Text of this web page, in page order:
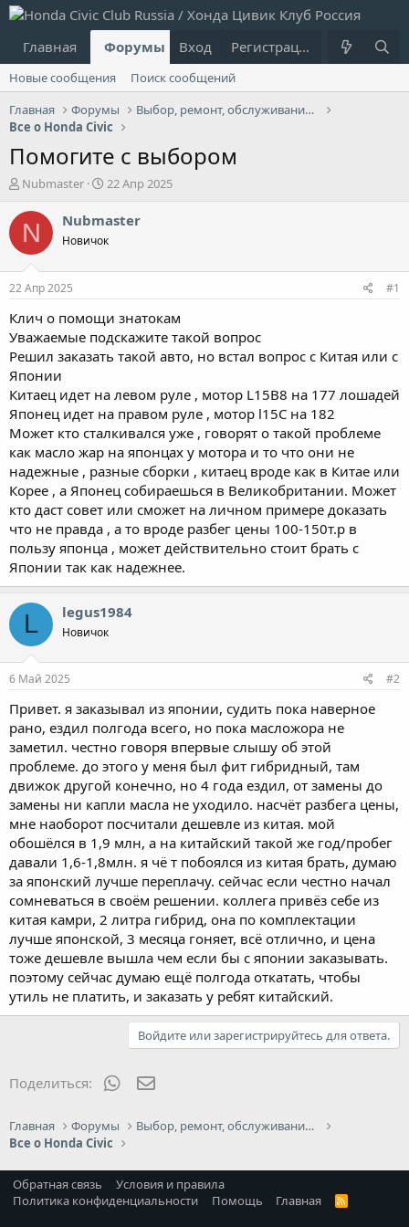
Главная Форумы Что нового?
Вход Регистрация
Новые сообщения
Поиск сообщений
Главная
Форумы
Выбор, ремонт, обслуживание и эксплуатация
Все о Honda Civic
Помогите с выбором
А
т
о
р
е
м
ы
Nubmaster
Д
т
н
л
22 Апр 2025
N Nubmaster
Новичок
22 Апр 2025 #1
Клич о помощи знатокам
Уважаемые подскажите такой вопрос
Решил заказать такой авто, но встал вопрос с Китая или с
Японии
Китаец идет на левом руле , мотор L15B8 на 177 лошадей
Японец идет на правом руле , мотор l15C на 182
Может кто сталкивался уже , говорят о такой проблеме
как масло жар на японцах у мотора и то что они не
надежные , разные сборки , китаец вроде как в Китае или
Корее , а Японец собираешься в Великобритании. Может
кто даст совет или сможет на личном примере доказать
что не правда , а то вроде разбег цены 100-150т.р в
пользу японца , может действительно стоит брать с
Японии так как надежнее.
L legus1984
Новичок
6 Май 2025 #2
Привет. я заказывал из японии, судить пока наверное
рано, ездил полгода всего, но пока масложора не
заметил. честно говоря впервые слышу об этой
проблеме. до этого у меня был фит гибридный, там
движок другой конечно, но 4 года ездил, от замены до
замены ни капли масла не уходило. насчёт разбега цены,
мне наоборот посчитали дешевле из китая. мой
обошёлся в 1,9 млн, а на китайский такой же год/пробег
давали 1,6-1,8млн. я чё т побоялся из китая брать, думаю
за японский лучше переплачу. сейчас если честно начал
сомневаться в своём решении. коллега привёз себе из
китая камри, 2 литра гибрид, она по комплектации
лучше японской, 3 месяца гоняет, всё отлично, и цена
тоже дешевле вышла чем если бы с японии заказывать.
поэтому сейчас думаю ещё полгода откатать, чтобы
утиль не платить, и заказать у ребят китайский.
Войдите или зарегистрируйтесь для ответа.
Поделиться: WhatsApp
Главная Форумы
Выбор, ремонт, обслуживание и эксплуатация
Все о Honda Civic
Обратная связь
Условия и правила
Политика конфиденциальности
Помощь Главная
R